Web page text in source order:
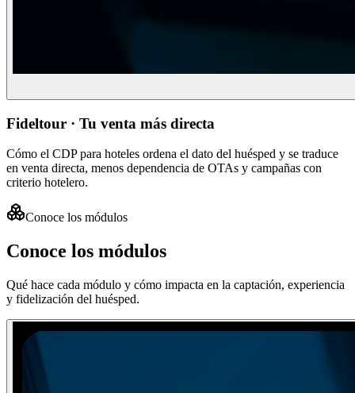
Fideltour · Tu venta más directa
Cómo el CDP para hoteles ordena el dato del huésped y se traduce
en venta directa, menos dependencia de OTAs y campañas con
criterio hotelero.
Conoce los módulos
Conoce los módulos
Qué hace cada módulo y cómo impacta en la captación, experiencia
y fidelización del huésped.